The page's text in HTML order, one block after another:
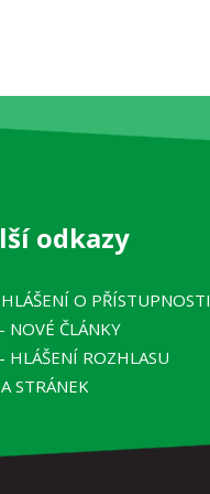
odkazy
O PŘÍSTUPNOSTI
- NOVÉ ČLÁNKY
- HLÁŠENÍ ROZHLASU
STRÁNEK